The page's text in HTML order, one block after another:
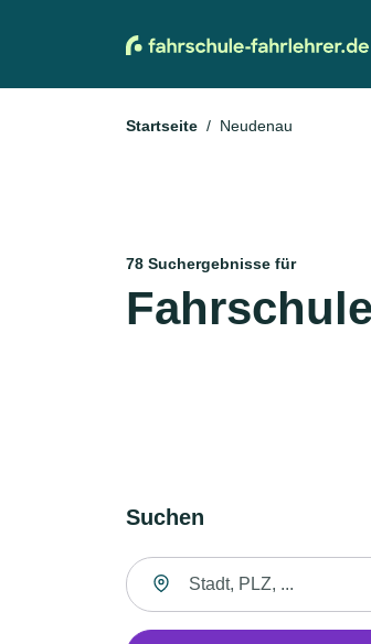
Startseite Neudenau
78 Suchergebnisse für
Suchen
Suche nach Ort